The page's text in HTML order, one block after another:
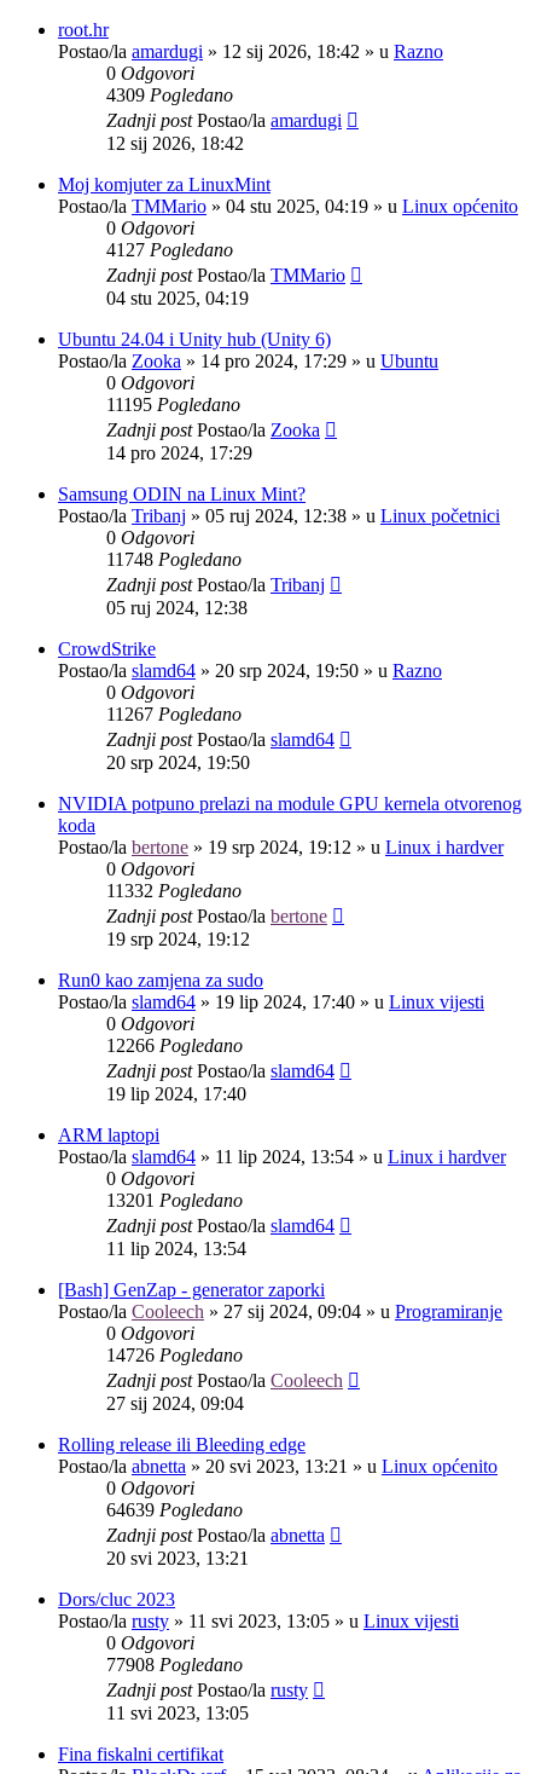
root.hr
Postao/la amardugi » 12 sij 2026, 18:42 » u Razno
0 Odgovori
4309 Pogledano
Zadnji postPostao/la amardugi
12 sij 2026, 18:42
Moj komjuter za LinuxMint
Postao/la TMMario » 04 stu 2025, 04:19 » u Linux općenito
0 Odgovori
4127 Pogledano
Zadnji postPostao/la TMMario
04 stu 2025, 04:19
Ubuntu 24.04 i Unity hub (Unity 6)
Postao/la Zooka » 14 pro 2024, 17:29 » u Ubuntu
0 Odgovori
11195 Pogledano
Zadnji postPostao/la Zooka
14 pro 2024, 17:29
Samsung ODIN na Linux Mint?
Postao/la Tribanj » 05 ruj 2024, 12:38 » u Linux početnici
0 Odgovori
11748 Pogledano
Zadnji postPostao/la Tribanj
05 ruj 2024, 12:38
CrowdStrike
Postao/la slamd64 » 20 srp 2024, 19:50 » u Razno
0 Odgovori
11267 Pogledano
Zadnji postPostao/la slamd64
20 srp 2024, 19:50
NVIDIA potpuno prelazi na module GPU kernela otvorenog
koda
Postao/la bertone » 19 srp 2024, 19:12 » u Linux i hardver
0 Odgovori
11332 Pogledano
Zadnji postPostao/la bertone
19 srp 2024, 19:12
Run0 kao zamjena za sudo
Postao/la slamd64 » 19 lip 2024, 17:40 » u Linux vijesti
0 Odgovori
12266 Pogledano
Zadnji postPostao/la slamd64
19 lip 2024, 17:40
ARM laptopi
Postao/la slamd64 » 11 lip 2024, 13:54 » u Linux i hardver
0 Odgovori
13201 Pogledano
Zadnji postPostao/la slamd64
11 lip 2024, 13:54
[Bash] GenZap - generator zaporki
Postao/la Cooleech » 27 sij 2024, 09:04 » u Programiranje
0 Odgovori
14726 Pogledano
Zadnji postPostao/la Cooleech
27 sij 2024, 09:04
Rolling release ili Bleeding edge
Postao/la abnetta » 20 svi 2023, 13:21 » u Linux općenito
0 Odgovori
64639 Pogledano
Zadnji postPostao/la abnetta
20 svi 2023, 13:21
Dors/cluc 2023
Postao/la rusty » 11 svi 2023, 13:05 » u Linux vijesti
0 Odgovori
77908 Pogledano
Zadnji postPostao/la rusty
11 svi 2023, 13:05
Fina fiskalni certifikat